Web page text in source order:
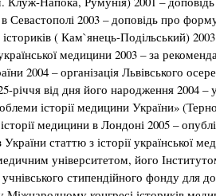
2003 – доповідь про
( Кам`янець-Подільський) 2003
української медицини 2003 – за
2004 – організація Львівського
річчя від дня його народження 2004 –
історії медицини України»
медицини в Лондоні 2005 –
статтю з історії української
університетом, його
стипендійного фонду для